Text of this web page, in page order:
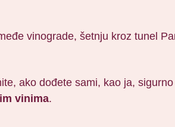
vinograde, šetnju kroz tunel
ako dođete sami, kao ja,
vinima.